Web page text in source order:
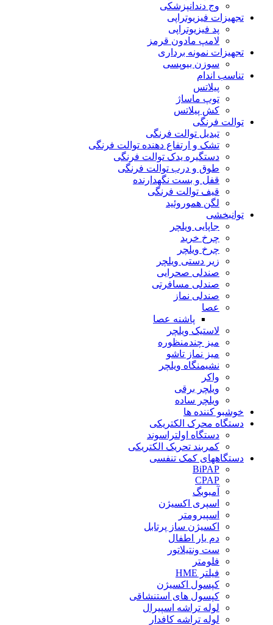
وج دندانپزشکی
تجهیزات فیزیوتراپی
پد فیزیوتراپی
لامپ مادون قرمز
تجهیزات نمونه برداری
سوزن بیوپسی
تناسب اندام
پیلاتس
توپ ماساژ
کش پیلاتس
توالت فرنگی
تبدیل توالت فرنگی
تشک و ارتفاع دهنده توالت فرنگی
دستگیره یدک توالت فرنگی
طوق و درب توالت فرنگی
قفل و بست نگهدارنده
قیف توالت فرنگی
لگن هموروئید
توانبخشی
جاپایی ویلچر
چرخ خرید
چرخ ویلچر
زیر دستی ویلچر
صندلی صحرایی
صندلی مسافرتی
صندلی نماز
عصا
پاشنه عصا
لاستیک ویلچر
میز چندمنظوره
میز نماز تاشو
نشیمنگاه ویلچر
واکر
ویلچر برقی
ویلچر ساده
خوشبو کننده ها
دستگاه محرک الکتریکی
دستگاه اولتراسوند
کمربند تحریک الکتریکی
دستگاههای کمک تنفسی
BiPAP
CPAP
آمبوبگ
اسپری اکسیژن
اسپیرومتر
اکسیژن ساز پرتابل
دم یار اطفال
ست ونتیلاتور
فلومتر
فیلتر HME
کپسول اکسیژن
کپسول های استنشاقی
لوله تراشه اسپیرال
لوله تراشه کافدار